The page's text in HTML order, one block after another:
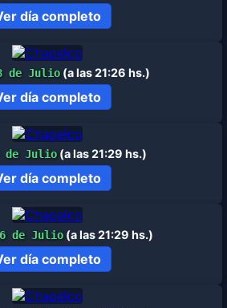
día completo
de Julio (a las 21:26 hs.)
día completo
de Julio (a las 21:29 hs.)
día completo
de Julio (a las 21:29 hs.)
día completo